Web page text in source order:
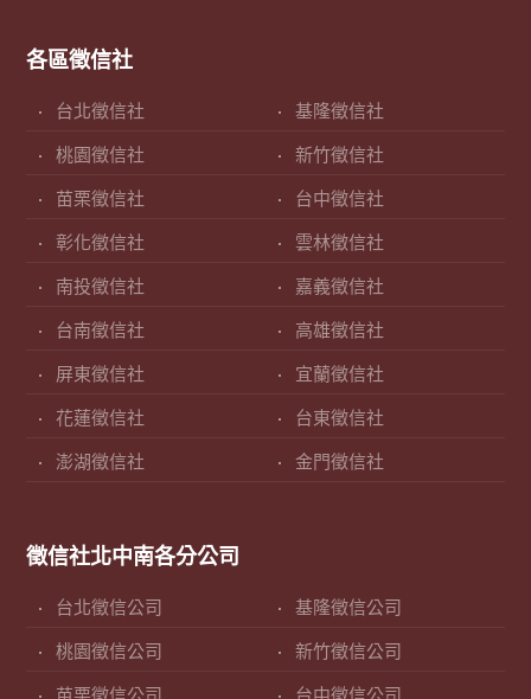
各區徵信社
台北徵信社 基隆徵信社
桃園徵信社 新竹徵信社
苗栗徵信社 台中徵信社
彰化徵信社 雲林徵信社
南投徵信社 嘉義徵信社
台南徵信社 高雄徵信社
屏東徵信社 宜蘭徵信社
花蓮徵信社 台東徵信社
澎湖徵信社 金門徵信社
徵信社北中南各分公司
台北徵信公司 基隆徵信公司
桃園徵信公司 新竹徵信公司